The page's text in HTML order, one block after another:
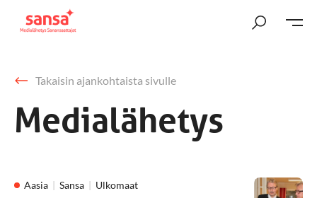
Takaisin ajankohtaista sivulle
Medialähetys
Aasia Sansa Ulkomaat